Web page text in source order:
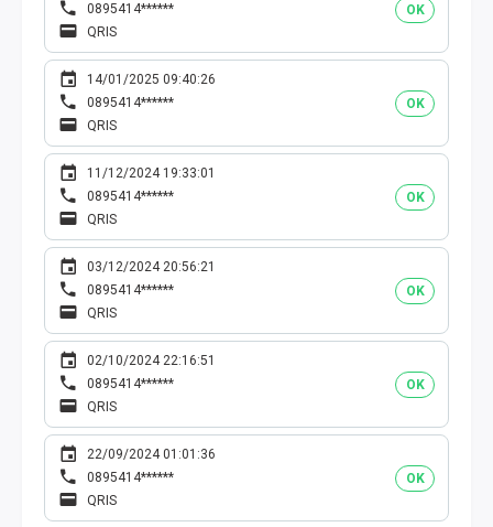
OK
0895414******
QRIS
OK
14/01/2025 09:40:26
0895414******
QRIS
OK
11/12/2024 19:33:01
0895414******
QRIS
OK
03/12/2024 20:56:21
0895414******
QRIS
OK
02/10/2024 22:16:51
0895414******
QRIS
OK
22/09/2024 01:01:36
0895414******
QRIS